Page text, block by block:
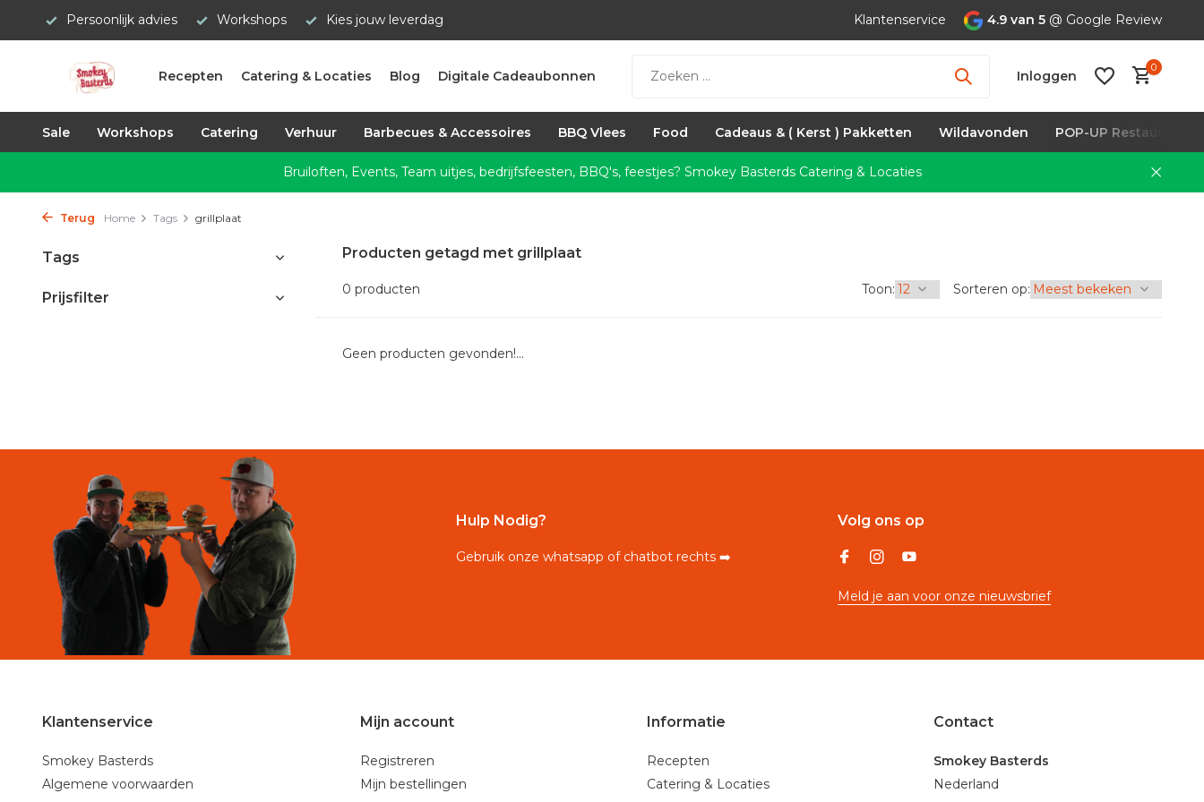
Persoonlijk advies Workshops Kies jouw leverdag Klantenservice 4.9 van 5 @ Google Review
Recepten Catering & Locaties Blog Digitale Cadeaubonnen Inloggen
0
Sale Workshops Catering Verhuur Barbecues & Accessoires BBQ Vlees Food Cadeaus & ( Kerst ) Pakketten Wildavonden POP-UP Restaurants
Bruiloften, Events, Team uitjes, bedrijfsfeesten, BBQ's, feestjes? Smokey Basterds Catering & Locaties
Terug Home Tags grillplaat
Tags
Prijsfilter
Producten getagd met grillplaat
0 producten Toon: Sorteren op:
Geen producten gevonden!...
Hulp Nodig?
Gebruik onze whatsapp of chatbot rechts ➡️
Volg ons op
Meld je aan voor onze nieuwsbrief
Klantenservice
Smokey Basterds
Algemene voorwaarden
Mijn account
Registreren
Mijn bestellingen
Informatie
Recepten
Catering & Locaties
Contact
Smokey Basterds
Nederland